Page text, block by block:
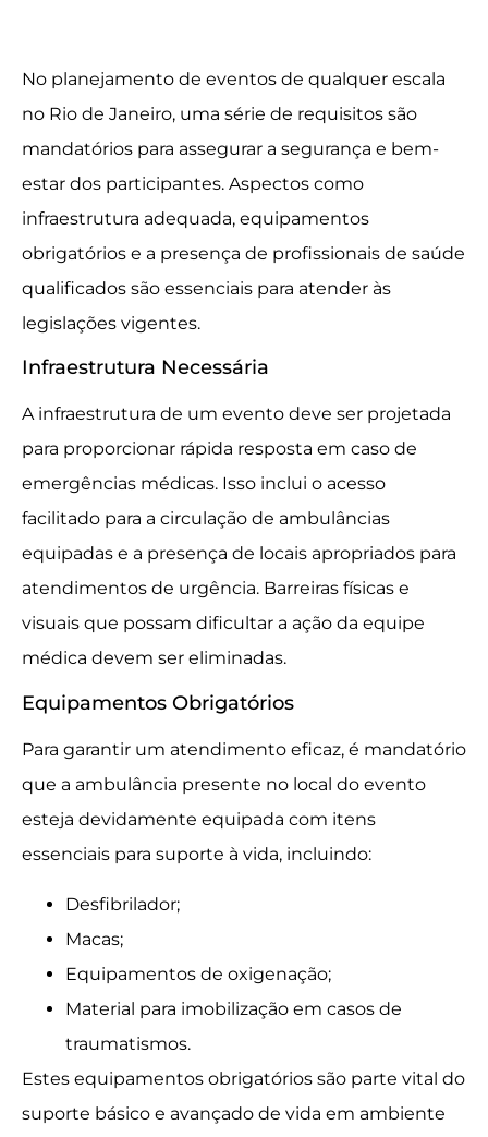
No planejamento de eventos de qualquer escala
no Rio de Janeiro, uma série de requisitos são
mandatórios para assegurar a segurança e bem-
estar dos participantes. Aspectos como
infraestrutura adequada, equipamentos
obrigatórios e a presença de profissionais de saúde
qualificados são essenciais para atender às
legislações vigentes.
Infraestrutura Necessária
A infraestrutura de um evento deve ser projetada
para proporcionar rápida resposta em caso de
emergências médicas. Isso inclui o acesso
facilitado para a circulação de ambulâncias
equipadas e a presença de locais apropriados para
atendimentos de urgência. Barreiras físicas e
visuais que possam dificultar a ação da equipe
médica devem ser eliminadas.
Equipamentos Obrigatórios
Para garantir um atendimento eficaz, é mandatório
que a ambulância presente no local do evento
esteja devidamente equipada com itens
essenciais para suporte à vida, incluindo:
Desfibrilador;
Macas;
Equipamentos de oxigenação;
Material para imobilização em casos de
traumatismos.
Estes equipamentos obrigatórios são parte vital do
suporte básico e avançado de vida em ambiente